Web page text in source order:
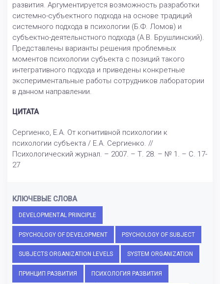
развития. Аргументируется возможность разработки
системно-субъектного подхода на основе традиций
системного подхода в психологии (Б.Ф. Ломов) и
субъектно-деятельнстного подхода (А.В. Брушлинский).
Представлены варианты решения проблемных
моментов психологии субъекта с позиций такого
интегративного подхода и приведены конкретные
экспериментальные работы сотрудников лаборатории
в данном направлении.
ЦИТАТА
Сергиенко, Е.А. От когнитивной психологии к
психологии субъекта / Е.А. Сергиенко. //
Психологический журнал. – 2007. – Т. 28. – № 1. – С. 17-
27
КЛЮЧЕВЫЕ СЛОВА
DEVELOPMENTAL PRINCIPLE
PSYCHOLOGY OF DEVELOPMENT PSYCHOLOGY OF SUBJECT
SUBJECTS ORGANIZATION LEVELS SYSTEM ORGANIZATION
ПРИНЦИП РАЗВИТИЯ ПСИХОЛОГИЯ РАЗВИТИЯ